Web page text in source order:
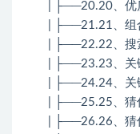
| ├──20.20、优
| ├──21.21、组
| ├──22.22、搜
| ├──23.23、关
| ├──24.24、关
| ├──25.25、猜
| ├──26.26、猜